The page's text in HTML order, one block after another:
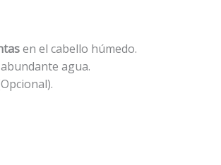
en el cabello húmedo.
agua.